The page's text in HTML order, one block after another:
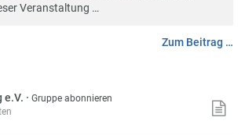
Veranstaltung …
Zum Beitrag …
e.V. ·Gruppe abonnieren